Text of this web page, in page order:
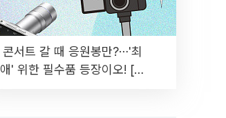
콘서트 갈 때 응원봉만?⋯'최
애' 위한 필수품 등장이오! [솔